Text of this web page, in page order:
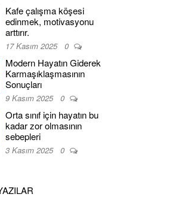
Kafe çalışma köşesi
edinmek, motivasyonu
arttırır.
17 Kasım 2025 0
Modern Hayatın Giderek
Karmaşıklaşmasının
Sonuçları
9 Kasım 2025 0
Orta sınıf için hayatın bu
kadar zor olmasının
sebepleri
3 Kasım 2025 0